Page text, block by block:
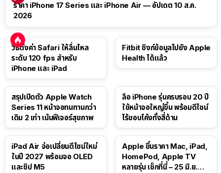
ราคา iPhone 17 Series และ iPhone Air — อัปเดต 10 ส.ค.
2026
วิธีตั้งค่า Safari ให้ลื่นไหล
ระดับ 120 fps สำหรับ
iPhone และ iPad
Fitbit ซิงก์ข้อมูลไปยัง Apple
Health ได้แล้ว
สรุปเปิดตัว Apple Watch
Series 11 หน้าจอทนทานกว่า
เดิม 2 เท่า เน้นฟีเจอร์สุขภาพ
ลือ iPhone รุ่นครบรอบ 20 ปี
ใช้หน้าจอใหญ่ขึ้น พร้อมดีไซน์
ไร้ขอบโค้งทั้งสี่ด้าน
iPad Air จ่อเปลี่ยนดีไซน์ใหม่
ในปี 2027 พร้อมจอ OLED
และชิป M5
Apple ขึ้นราคา Mac, iPad,
HomePod, Apple TV
หลายรุ่น เช็กที่นี่ – 25 มิ.ย.